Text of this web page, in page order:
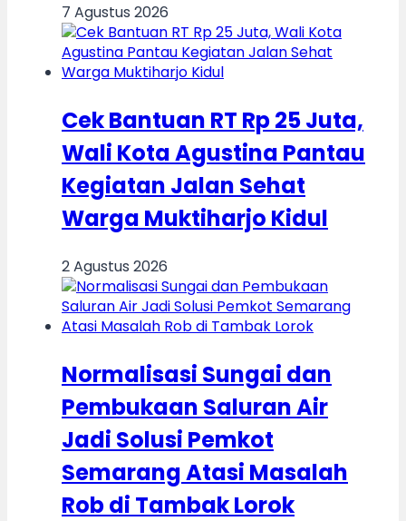
7 Agustus 2026
Cek Bantuan RT Rp 25 Juta,
Wali Kota Agustina Pantau
Kegiatan Jalan Sehat
Warga Muktiharjo Kidul
2 Agustus 2026
Normalisasi Sungai dan
Pembukaan Saluran Air
Jadi Solusi Pemkot
Semarang Atasi Masalah
Rob di Tambak Lorok